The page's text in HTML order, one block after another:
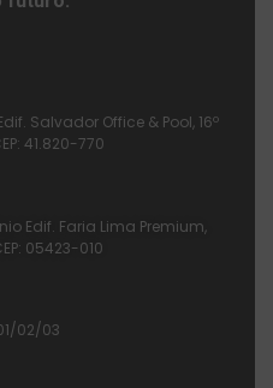
Salvador Office & Pool, 16º
41.820-770
Edif. Faria Lima Premium,
05423-010
02/03